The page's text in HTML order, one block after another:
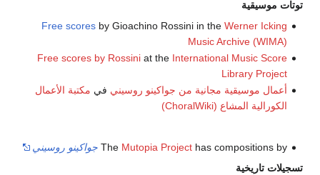
توتات موسيقية
Free scoresby Gioachino Rossini in the Werner Icking
Music Archive (WIMA)
Free scores by Rossiniat the International Music Score
Library Project
أعمال موسيقية مجانية من جواكينو روسيني في مكتبة الأعمال
الكورالية المشاع (ChoralWiki)
The Mutopia Projecthas compositions by
جواكينو روسيني
تسجيلات تاريخية